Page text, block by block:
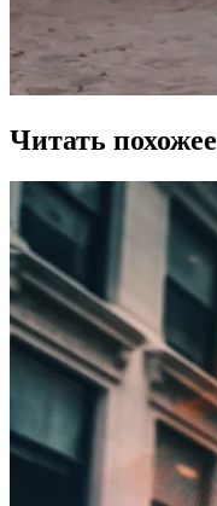
Читать похожее